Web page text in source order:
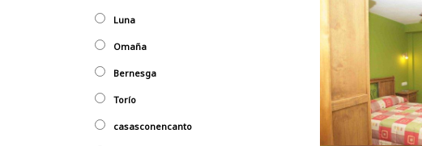
Luna
Omaña
Bernesga
Torío
casasconencanto